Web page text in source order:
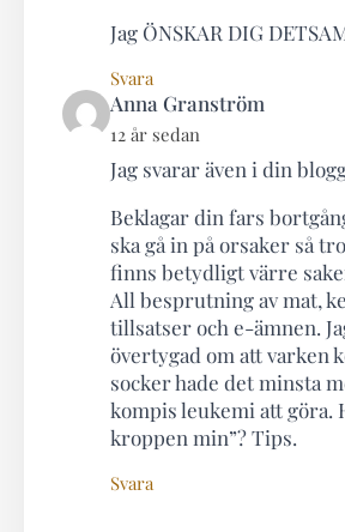
Jag ÖNSKAR DIG
Svara
Anna Granström
12 år sedan
Jag svarar även i din
Beklagar din fars
ska gå in på orsaker så
finns betydligt värre
All besprutning av mat,
tillsatser och e-ämnen.
övertygad om att varken
socker hade det minsta
kompis leukemi att göra.
kroppen min”? Tips.
Svara